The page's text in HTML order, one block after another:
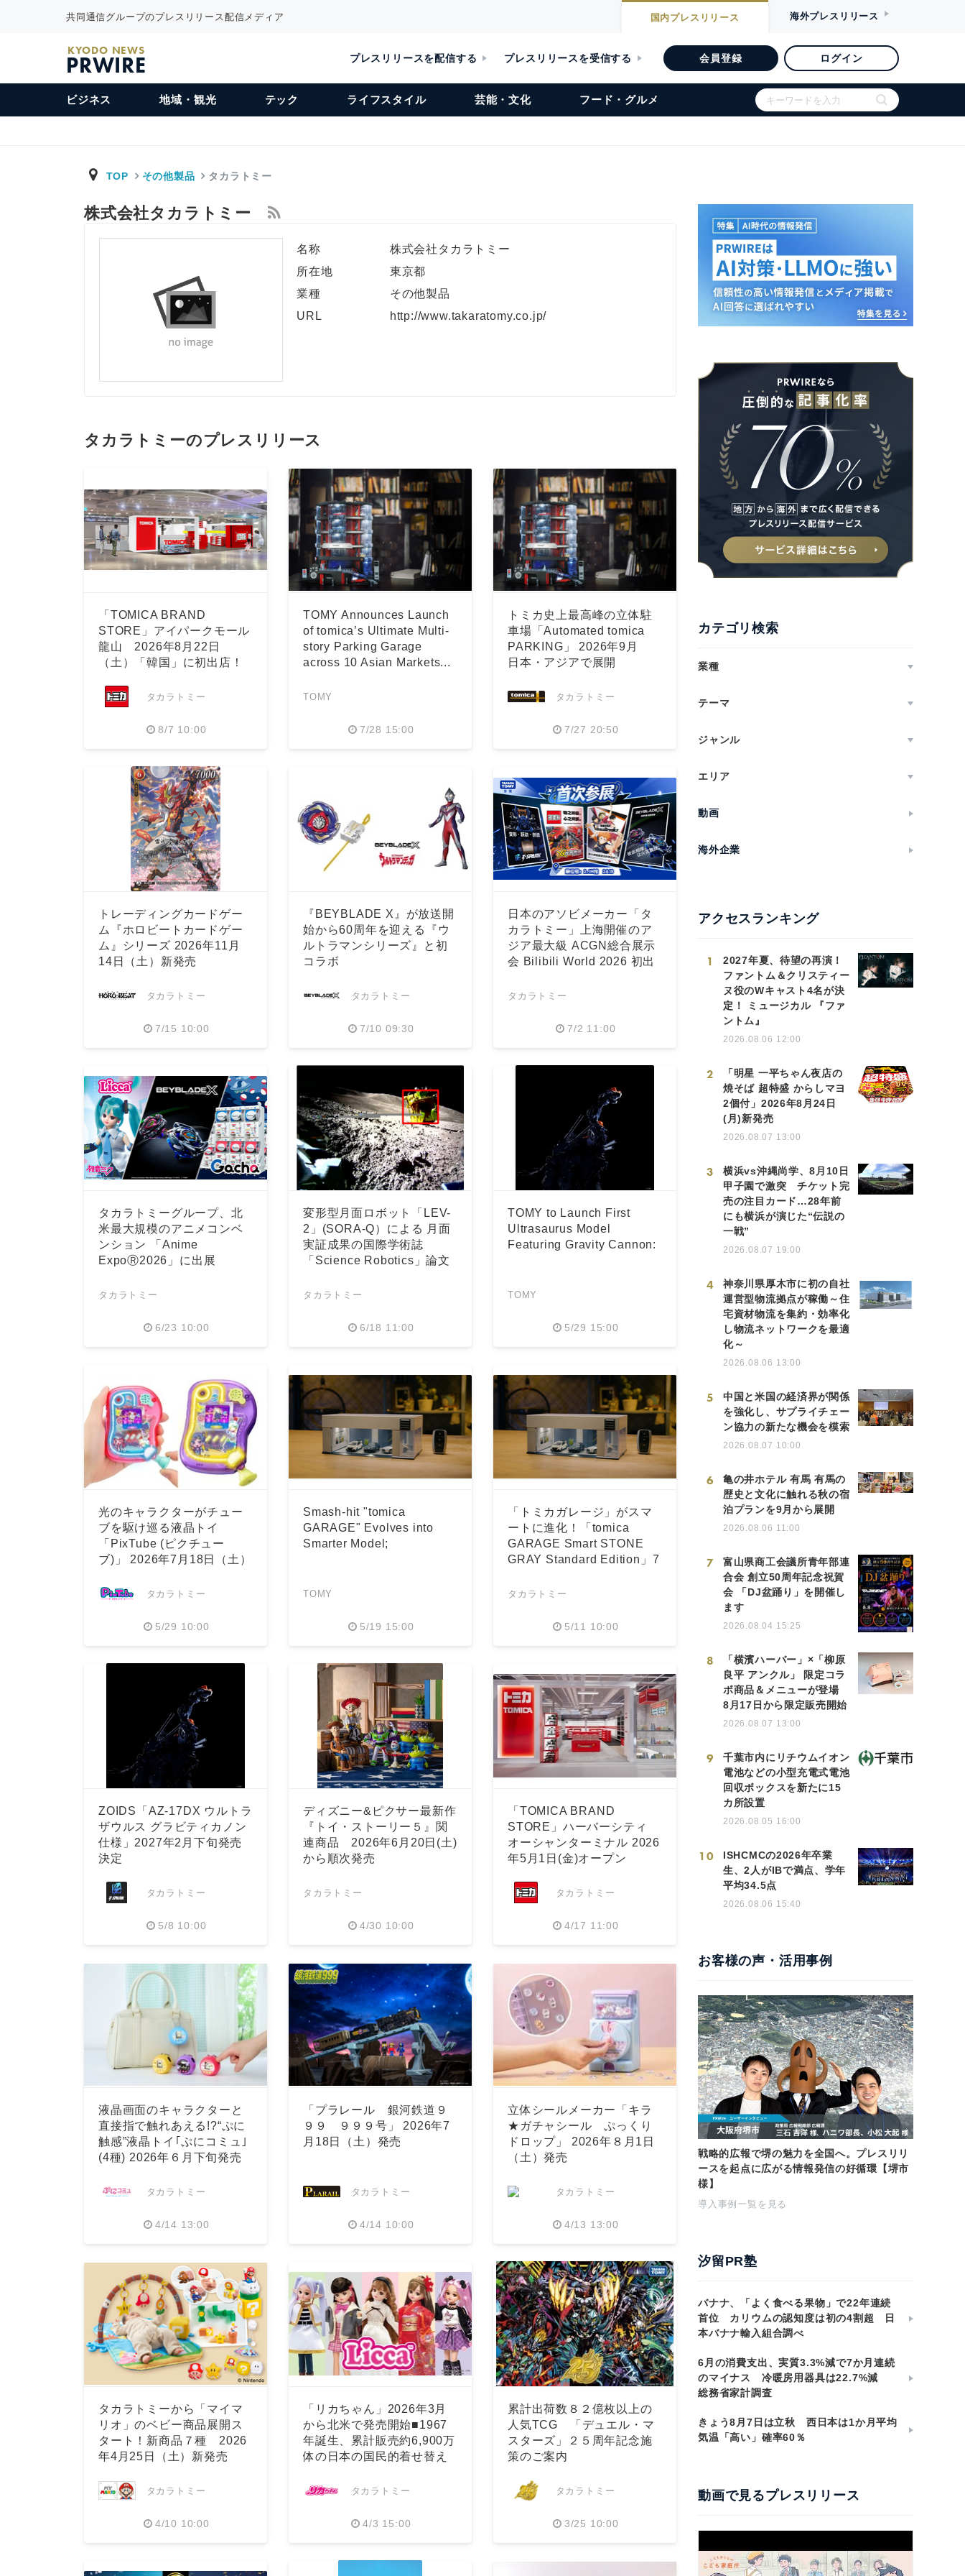
共同通信グループのプレスリリース配信メディア 国内プレスリリース 海外プレスリリース
KYODO NEWS
PRWIRE プレスリリースを配信する プレスリリースを受信する 会員登録 ログイン
ビジネス 地域・観光 テック ライフスタイル 芸能・文化 フード・グルメ
TOP その他製品 タカラトミー
株式会社タカラトミー
名称
株式会社タカラトミー
所在地
東京都
業種
その他製品
URL
http://www.takaratomy.co.jp/
タカラトミーのプレスリリース
「TOMICA BRAND
STORE」アイパークモール
龍山 2026年8月22日
（土）「韓国」に初出店！
タカラトミー
8/7 10:00
TOMY Announces Launch
of tomica’s Ultimate Multi-
story Parking Garage
across 10 Asian Markets...
TOMY
7/28 15:00
トミカ史上最高峰の立体駐
車場「Automated tomica
PARKING」 2026年9月
日本・アジアで展開
タカラトミー
7/27 20:50
トレーディングカードゲー
ム『ホロビートカードゲー
ム』シリーズ 2026年11月
14日（土）新発売
タカラトミー
7/15 10:00
『BEYBLADE X』が放送開
始から60周年を迎える『ウ
ルトラマンシリーズ』と初
コラボ
タカラトミー
7/10 09:30
日本のアソビメーカー「タ
カラトミー」上海開催のア
ジア最大級 ACGN総合展示
会 Bilibili World 2026 初出
タカラトミー
7/2 11:00
タカラトミーグループ、北
米最大規模のアニメコンベ
ンション 「Anime
ExpoⓇ2026」に出展
タカラトミー
6/23 10:00
変形型月面ロボット「LEV-
2」(SORA-Q）による 月面
実証成果の国際学術誌
「Science Robotics」論文
タカラトミー
6/18 11:00
TOMY to Launch First
Ultrasaurus Model
Featuring Gravity Cannon:
TOMY
5/29 15:00
光のキャラクターがチュー
ブを駆け巡る液晶トイ
「PixTube (ピクチュー
ブ)」 2026年7月18日（土）
タカラトミー
5/29 10:00
Smash-hit "tomica
GARAGE" Evolves into
Smarter Model;
TOMY
5/19 15:00
「トミカガレージ」がスマ
ートに進化！「tomica
GARAGE Smart STONE
GRAY Standard Edition」7
タカラトミー
5/11 10:00
ZOIDS「AZ-17DX ウルトラ
ザウルス グラビティカノン
仕様」2027年2月下旬発売
決定
タカラトミー
5/8 10:00
ディズニー&ピクサー最新作
『トイ・ストーリー５』関
連商品 2026年6月20日(土)
から順次発売
タカラトミー
4/30 10:00
「TOMICA BRAND
STORE」ハーバーシティ
オーシャンターミナル 2026
年5月1日(金)オープン
タカラトミー
4/17 11:00
液晶画面のキャラクターと
直接指で触れあえる!?“ぷに
触感”液晶トイ｢ぷにコミュ｣
(4種) 2026年６月下旬発売
タカラトミー
4/14 13:00
「プラレール 銀河鉄道９
９９ ９９９号」 2026年7
月18日（土）発売
タカラトミー
4/14 10:00
立体シールメーカー「キラ
★ガチャシール ぷっくり
ドロップ」 2026年８月1日
（土）発売
タカラトミー
4/13 13:00
タカラトミーから「マイマ
リオ」のベビー商品展開ス
タート！新商品７種 2026
年4月25日（土）新発売
タカラトミー
4/10 10:00
「リカちゃん」2026年3月
から北米で発売開始■1967
年誕生、累計販売約6,900万
体の日本の国民的着せ替え
タカラトミー
4/3 15:00
累計出荷数８２億枚以上の
人気TCG 「デュエル・マ
スターズ」２５周年記念施
策のご案内
タカラトミー
3/25 10:00
カテゴリ検索
業種
テーマ
ジャンル
エリア
動画
海外企業
アクセスランキング
1
2027年夏、待望の再演！
ファントム＆クリスティー
ヌ役のWキャスト4名が決
定！ ミュージカル 『ファ
ントム』
2026.08.06 12:00
2
「明星 一平ちゃん夜店の
焼そば 超特盛 からしマヨ
2個付」2026年8月24日
(月)新発売
2026.08.07 13:00
3
横浜vs沖縄尚学、8月10日
甲子園で激突 チケット完
売の注目カード…28年前
にも横浜が演じた“伝説の
一戦”
2026.08.07 19:00
4
神奈川県厚木市に初の自社
運営型物流拠点が稼働～住
宅資材物流を集約・効率化
し物流ネットワークを最適
化～
2026.08.06 13:00
5
中国と米国の経済界が関係
を強化し、サプライチェー
ン協力の新たな機会を模索
2026.08.07 10:00
6
亀の井ホテル 有馬 有馬の
歴史と文化に触れる秋の宿
泊プランを9月から展開
2026.08.06 11:00
7
富山県商工会議所青年部連
合会 創立50周年記念祝賀
会 「DJ盆踊り」を開催し
ます
2026.08.04 15:25
8
「横濱ハーバー」×「柳原
良平 アンクル」 限定コラ
ボ商品＆メニューが登場
8月17日から限定販売開始
2026.08.07 13:00
9
千葉市内にリチウムイオン
電池などの小型充電式電池
回収ボックスを新たに15
カ所設置
2026.08.05 16:00
10
ISHCMCの2026年卒業
生、2人がIBで満点、学年
平均34.5点
2026.08.06 15:40
お客様の声・活用事例
戦略的広報で堺の魅力を全国へ。プレスリリ
ースを起点に広がる情報発信の好循環【堺市
様】
導入事例一覧を見る
汐留PR塾
バナナ、「よく食べる果物」で22年連続
首位 カリウムの認知度は初の4割超 日
本バナナ輸入組合調べ
6月の消費支出、実質3.3%減で7か月連続
のマイナス 冷暖房用器具は22.7%減
総務省家計調査
きょう8月7日は立秋 西日本は1か月平均
気温「高い」確率60％
動画で見るプレスリリース